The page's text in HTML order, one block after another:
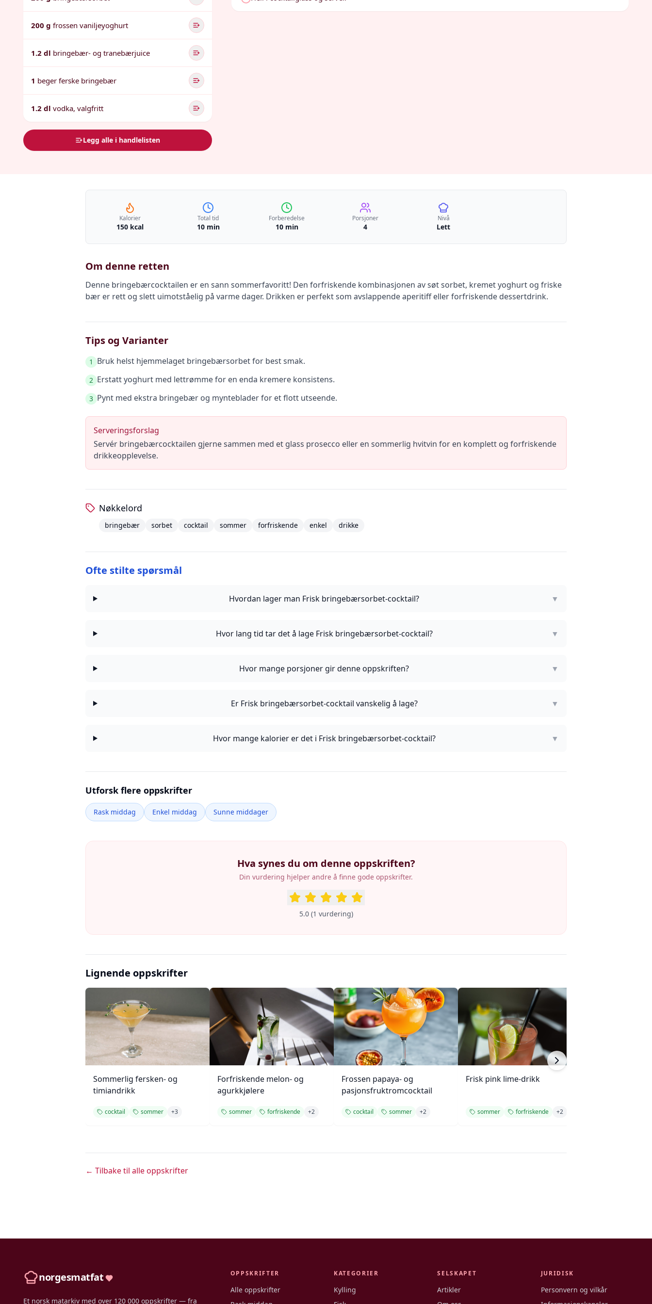
200 g frossen vaniljeyoghurt
1.2 dl bringebær- og tranebærjuice
1 beger ferske bringebær
1.2 dl vodka, valgfritt
Legg alle i handlelisten
Kalorier
150 kcal
Total tid
10 min
Forberedelse
10 min
Porsjoner
4
Nivå
Lett
Om denne retten
Denne bringebærcocktailen er en sann sommerfavoritt! Den forfriskende kombinasjonen av søt sorbet, kremet yoghurt og friske
bær er rett og slett uimotståelig på varme dager. Drikken er perfekt som avslappende aperitiff eller forfriskende dessertdrink.
Tips og Varianter
1 Bruk helst hjemmelaget bringebærsorbet for best smak.
2 Erstatt yoghurt med lettrømme for en enda kremere konsistens.
3 Pynt med ekstra bringebær og mynteblader for et flott utseende.
Serveringsforslag
Servér bringebærcocktailen gjerne sammen med et glass prosecco eller en sommerlig hvitvin for en komplett og forfriskende
drikkeopplevelse.
Nøkkelord
bringebær sorbet cocktail sommer forfriskende enkel drikke
Ofte stilte spørsmål
Hvordan lager man Frisk bringebærsorbet-cocktail? ▼
Hvor lang tid tar det å lage Frisk bringebærsorbet-cocktail? ▼
Hvor mange porsjoner gir denne oppskriften? ▼
Er Frisk bringebærsorbet-cocktail vanskelig å lage? ▼
Hvor mange kalorier er det i Frisk bringebærsorbet-cocktail? ▼
Utforsk flere oppskrifter
Rask middag Enkel middag Sunne middager
Hva synes du om denne oppskriften?
Din vurdering hjelper andre å finne gode oppskrifter.
5.0(1 vurdering)
Lignende oppskrifter
Sommerlig fersken- og
timiandrikk
cocktail sommer +3
Forfriskende melon- og
agurkkjølere
sommer forfriskende +2
Frossen papaya- og
pasjonsfruktromcocktail
cocktail sommer +2
Frisk pink lime-drikk
sommer forfriskende +2
← Tilbake til alle oppskrifter
norgesmatfat
Et norsk matarkiv med over 120 000 oppskrifter — fra
OPPSKRIFTER
Alle oppskrifter
KATEGORIER
Kylling
SELSKAPET
Artikler
JURIDISK
Personvern og vilkår